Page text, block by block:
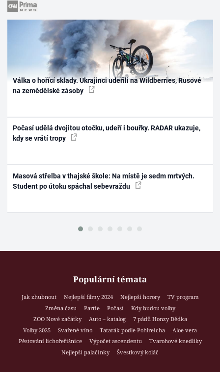
Válka o hořící sklady. Ukrajinci udeřili na Wildberries, Rusové
na zemědělské zásoby
Počasí udělá dvojitou otočku, udeří i bouřky. RADAR ukazuje,
kdy se vrátí tropy
Masová střelba v thajské škole: Na místě je sedm mrtvých.
Student po útoku spáchal sebevraždu
Populární témata
Jak zhubnout Nejlepší filmy 2024 Nejlepší horory
TV program
Změna času
Partie Počasí
Kdy budou volby
ZOO Nové začátky
Auto – katalog
7 pádů Honzy Dědka
Volby 2025
Svařené víno Tatarák podle Pohlreicha
Aloe vera
Pěstování lichořeřišnice
Výpočet ascendentu
Tvarohové knedlíky
Nejlepší palačinky
Švestkový koláč